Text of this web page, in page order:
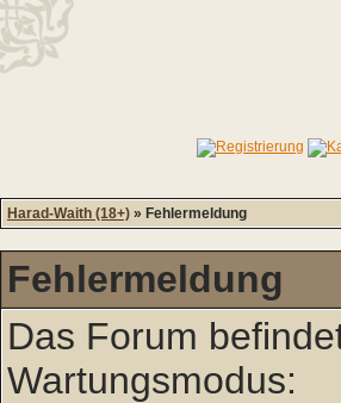
Harad-Waith (18+) » Fehlermeldung
Fehlermeldung
Das Forum
Wartungsmodus: